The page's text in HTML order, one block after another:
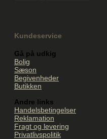
Kundeservice
Gå på udkig
Bolig
Sæson
Begivenheder
Butikken
Andre links
Handelsbetingelser
Reklamation
Fragt og levering
Privatlivspolitik